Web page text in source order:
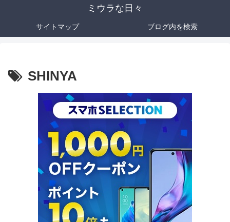
ミウラな日々
サイトマップ ブログ内を検索
SHINYA